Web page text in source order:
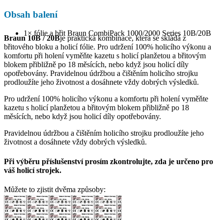
Obsah balení
1× fólie a břit Braun CombiPack 1000/2000 Series 10B/20B
Braun 10B / 20Bje praktická kombinace, která se skládá z
břitového bloku a holicí fólie. Pro udržení 100% holicího výkonu a
komfortu při holení vyměňte kazetu s holicí planžetou a břitovým
blokem přibližně po 18 měsících, nebo když jsou holicí díly
opotřebovány. Pravidelnou údržbou a čištěním holicího strojku
prodloužíte jeho životnost a dosáhnete vždy dobrých výsledků.
Pro udržení 100% holicího výkonu a komfortu při holení vyměňte
kazetu s holicí planžetou a břitovým blokem přibližně po 18
měsících, nebo když jsou holicí díly opotřebovány.
Pravidelnou údržbou a čištěním holicího strojku prodloužíte jeho
životnost a dosáhnete vždy dobrých výsledků.
Při výběru příslušenství prosím zkontrolujte, zda je určeno pro
váš holicí strojek.
Můžete to zjistit dvěma způsoby: